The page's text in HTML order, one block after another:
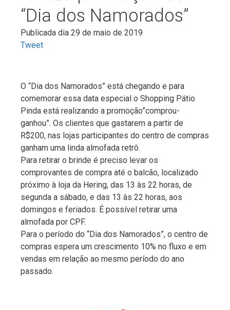
“Dia dos Namorados”
Publicada dia 29 de maio de 2019
Tweet
O “Dia dos Namorados” está chegando e para
comemorar essa data especial o Shopping Pátio
Pinda está realizando a promoção”comprou-
ganhou”. Os clientes que gastarem a partir de
R$200, nas lojas participantes do centro de compras
ganham uma linda almofada retrô.
Para retirar o brinde é preciso levar os
comprovantes de compra até o balcão, localizado
próximo à loja da Hering, das 13 às 22 horas, de
segunda a sábado, e das 13 às 22 horas, aos
domingos e feriados. É possível retirar uma
almofada por CPF.
Para o período do “Dia dos Namorados”, o centro de
compras espera um crescimento 10% no fluxo e em
vendas em relação ao mesmo período do ano
passado.